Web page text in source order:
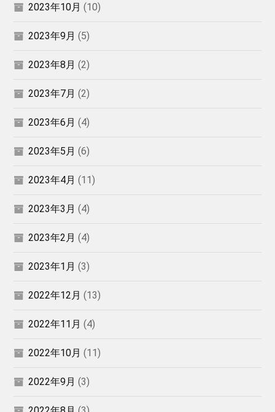
2023年10月 (10)
2023年9月 (5)
2023年8月 (2)
2023年7月 (2)
2023年6月 (4)
2023年5月 (6)
2023年4月 (11)
2023年3月 (4)
2023年2月 (4)
2023年1月 (3)
2022年12月 (13)
2022年11月 (4)
2022年10月 (11)
2022年9月 (3)